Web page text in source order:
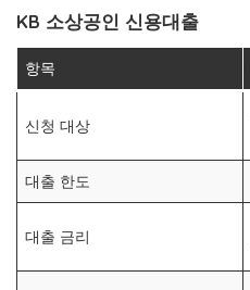
KB 소상공인 신용대출
항목
신청 대상
대출 한도
대출 금리